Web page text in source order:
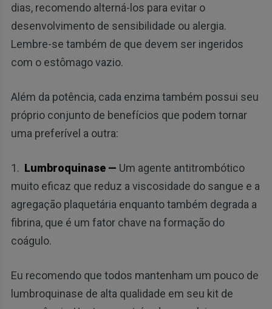
dias, recomendo alterná-los para evitar o
desenvolvimento de sensibilidade ou alergia.
Lembre-se também de que devem ser ingeridos
com o estômago vazio.
Além da potência, cada enzima também possui seu
próprio conjunto de benefícios que podem tornar
uma preferível a outra:
1. Lumbroquinase — Um agente antitrombótico
muito eficaz que reduz a viscosidade do sangue e a
agregação plaquetária enquanto também degrada a
fibrina, que é um fator chave na formação do
coágulo.
Eu recomendo que todos mantenham um pouco de
lumbroquinase de alta qualidade em seu kit de